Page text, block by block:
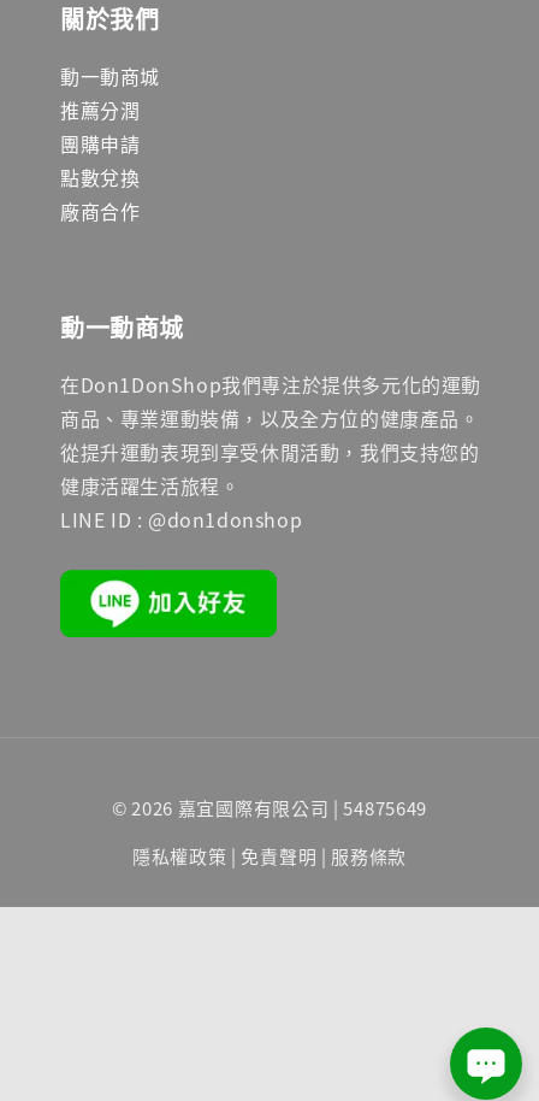
關於我們
動一動商城
推薦分潤
團購申請
點數兌換
廠商合作
動一動商城
在Don1DonShop我們專注於提供多元化的運動
商品、專業運動裝備，以及全方位的健康產品。
從提升運動表現到享受休閒活動，我們支持您的
健康活躍生活旅程。
LINE ID : @don1donshop
© 2026 嘉宜國際有限公司 | 54875649
隱私權政策 | 免責聲明 | 服務條款